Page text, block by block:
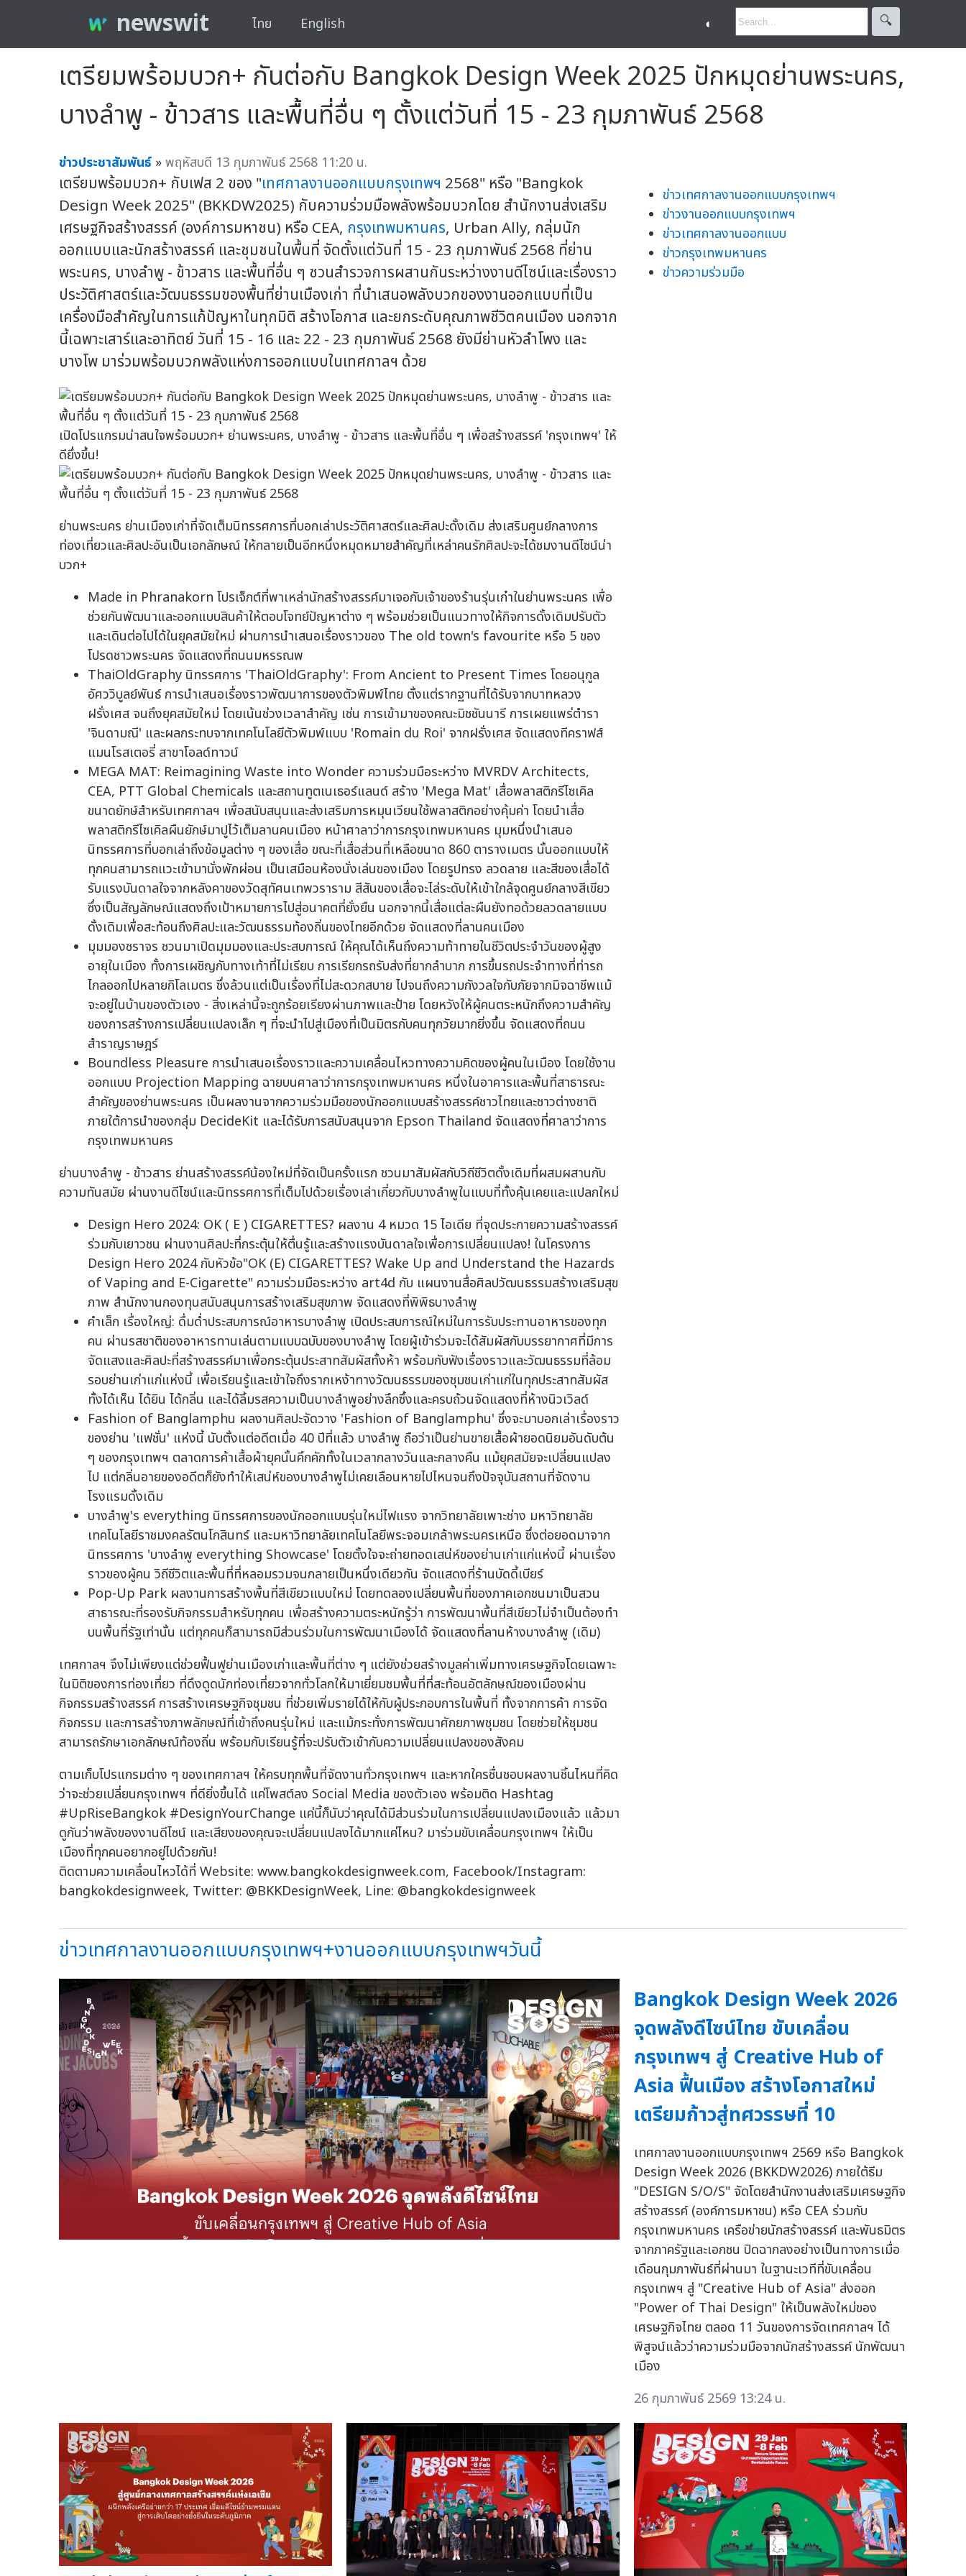
newswit ไทย English ◐ 🔍︎
เตรียมพร้อมบวก+ กันต่อกับ Bangkok Design Week 2025 ปักหมุดย่านพระนคร,
บางลำพู - ข้าวสาร และพื้นที่อื่น ๆ ตั้งแต่วันที่ 15 - 23 กุมภาพันธ์ 2568
ข่าวประชาสัมพันธ์ »พฤหัสบดี 13 กุมภาพันธ์ 2568 11:20 น.
เตรียมพร้อมบวก+ กับเฟส 2 ของ "เทศกาลงานออกแบบกรุงเทพฯ 2568" หรือ "Bangkok
Design Week 2025" (BKKDW2025) กับความร่วมมือพลังพร้อมบวกโดย สำนักงานส่งเสริม
เศรษฐกิจสร้างสรรค์ (องค์การมหาชน) หรือ CEA, กรุงเทพมหานคร, Urban Ally, กลุ่มนัก
ออกแบบและนักสร้างสรรค์ และชุมชนในพื้นที่ จัดตั้งแต่วันที่ 15 - 23 กุมภาพันธ์ 2568 ที่ย่าน
พระนคร, บางลำพู - ข้าวสาร และพื้นที่อื่น ๆ ชวนสำรวจการผสานกันระหว่างงานดีไซน์และเรื่องราว
ประวัติศาสตร์และวัฒนธรรมของพื้นที่ย่านเมืองเก่า ที่นำเสนอพลังบวกของงานออกแบบที่เป็น
เครื่องมือสำคัญในการแก้ปัญหาในทุกมิติ สร้างโอกาส และยกระดับคุณภาพชีวิตคนเมือง นอกจาก
นี้เฉพาะเสาร์และอาทิตย์ วันที่ 15 - 16 และ 22 - 23 กุมภาพันธ์ 2568 ยังมีย่านหัวลำโพง และ
บางโพ มาร่วมพร้อมบวกพลังแห่งการออกแบบในเทศกาลฯ ด้วย
เปิดโปรแกรมน่าสนใจพร้อมบวก+ ย่านพระนคร, บางลำพู - ข้าวสาร และพื้นที่อื่น ๆ เพื่อสร้างสรรค์ 'กรุงเทพฯ' ให้
ดียึ่งขึ้น!
ย่านพระนคร ย่านเมืองเก่าที่จัดเต็มนิทรรศการที่บอกเล่าประวัติศาสตร์และศิลปะดั้งเดิม ส่งเสริมศูนย์กลางการ
ท่องเที่ยวและศิลปะอันเป็นเอกลักษณ์ ให้กลายเป็นอีกหนึ่งหมุดหมายสำคัญที่เหล่าคนรักศิลปะจะได้ชมงานดีไซน์น่า
บวก+
Made in Phranakorn โปรเจ็กต์ที่พาเหล่านักสร้างสรรค์มาเจอกับเจ้าของร้านรุ่นเก๋าในย่านพระนคร เพื่อ
ช่วยกันพัฒนาและออกแบบสินค้าให้ตอบโจทย์ปัญหาต่าง ๆ พร้อมช่วยเป็นแนวทางให้กิจการดั้งเดิมปรับตัว
และเดินต่อไปได้ในยุคสมัยใหม่ ผ่านการนำเสนอเรื่องราวของ The old town's favourite หรือ 5 ของ
โปรดชาวพระนคร จัดแสดงที่ถนนมหรรณพ
ThaiOldGraphy นิทรรศการ 'ThaiOldGraphy': From Ancient to Present Times โดยอนุกูล
อัศววิบูลย์พันธ์ การนำเสนอเรื่องราวพัฒนาการของตัวพิมพ์ไทย ตั้งแต่รากฐานที่ได้รับจากบาทหลวง
ฝรั่งเศส จนถึงยุคสมัยใหม่ โดยเน้นช่วงเวลาสำคัญ เช่น การเข้ามาของคณะมิชชันนารี การเผยแพร่ตำรา
'จินดามณี' และผลกระทบจากเทคโนโลยีตัวพิมพ์แบบ 'Romain du Roi' จากฝรั่งเศส จัดแสดงทีคราฟส์
แมนโรสเตอรี่ สาขาโอลด์ทาวน์
MEGA MAT: Reimagining Waste into Wonder ความร่วมมือระหว่าง MVRDV Architects,
CEA, PTT Global Chemicals และสถานทูตเนเธอร์แลนด์ สร้าง 'Mega Mat' เสื่อพลาสติกรีไซเคิล
ขนาดยักษ์สำหรับเทศกาลฯ เพื่อสนับสนุนและส่งเสริมการหมุนเวียนใช้พลาสติกอย่างคุ้มค่า โดยนำเสื่อ
พลาสติกรีไซเคิลผืนยักษ์มาปูไว้เต็มลานคนเมือง หน้าศาลาว่าการกรุงเทพมหานคร มุมหนึ่งนำเสนอ
นิทรรศการที่บอกเล่าถึงข้อมูลต่าง ๆ ของเสื่อ ขณะที่เสื่อส่วนที่เหลือขนาด 860 ตารางเมตร นั้นออกแบบให้
ทุกคนสามารถแวะเข้ามานั่งพักผ่อน เป็นเสมือนห้องนั่งเล่นของเมือง โดยรูปทรง ลวดลาย และสีของเสื่อได้
รับแรงบันดาลใจจากหลังคาของวัดสุทัศนเทพวราราม สีสันของเสื่อจะไล่ระดับให้เข้าใกล้จุดศูนย์กลางสีเขียว
ซึ่งเป็นสัญลักษณ์แสดงถึงเป้าหมายการไปสู่อนาคตที่ยั่งยืน นอกจากนี้เสื่อแต่ละผืนยังทอด้วยลวดลายแบบ
ดั้งเดิมเพื่อสะท้อนถึงศิลปะและวัฒนธรรมท้องถิ่นของไทยอีกด้วย จัดแสดงที่ลานคนเมือง
มุมมองชราจร ชวนมาเปิดมุมมองและประสบการณ์ ให้คุณได้เห็นถึงความท้าทายในชีวิตประจำวันของผู้สูง
อายุในเมือง ทั้งการเผชิญกับทางเท้าที่ไม่เรียบ การเรียกรถรับส่งที่ยากลำบาก การขึ้นรถประจำทางที่ท่ารถ
ไกลออกไปหลายกิโลเมตร ซึ่งล้วนแต่เป็นเรื่องที่ไม่สะดวกสบาย ไปจนถึงความกังวลใจกับภัยจากมิจฉาชีพแม้
จะอยู่ในบ้านของตัวเอง - สิ่งเหล่านี้จะถูกร้อยเรียงผ่านภาพและป้าย โดยหวังให้ผู้คนตระหนักถึงความสำคัญ
ของการสร้างการเปลี่ยนแปลงเล็ก ๆ ที่จะนำไปสู่เมืองที่เป็นมิตรกับคนทุกวัยมากยิ่งขึ้น จัดแสดงที่ถนน
สำราญราษฎร์
Boundless Pleasure การนำเสนอเรื่องราวและความเคลื่อนไหวทางความคิดของผู้คนในเมือง โดยใช้งาน
ออกแบบ Projection Mapping ฉายบนศาลาว่าการกรุงเทพมหานคร หนึ่งในอาคารและพื้นที่สาธารณะ
สำคัญของย่านพระนคร เป็นผลงานจากความร่วมมือของนักออกแบบสร้างสรรค์ชาวไทยและชาวต่างชาติ
ภายใต้การนำของกลุ่ม DecideKit และได้รับการสนับสนุนจาก Epson Thailand จัดแสดงที่ศาลาว่าการ
กรุงเทพมหานคร
ย่านบางลำพู - ข้าวสาร ย่านสร้างสรรค์น้องใหม่ที่จัดเป็นครั้งแรก ชวนมาสัมผัสกับวิถีชีวิตดั้งเดิมที่ผสมผสานกับ
ความทันสมัย ผ่านงานดีไซน์และนิทรรศการที่เต็มไปด้วยเรื่องเล่าเกี่ยวกับบางลำพูในแบบที่ทั้งคุ้นเคยและแปลกใหม่
Design Hero 2024: OK ( E ) CIGARETTES? ผลงาน 4 หมวด 15 ไอเดีย ที่จุดประกายความสร้างสรรค์
ร่วมกับเยาวชน ผ่านงานศิลปะที่กระตุ้นให้ตื่นรู้และสร้างแรงบันดาลใจเพื่อการเปลี่ยนแปลง! ในโครงการ
Design Hero 2024 กับหัวข้อ"OK (E) CIGARETTES? Wake Up and Understand the Hazards
of Vaping and E-Cigarette" ความร่วมมือระหว่าง art4d กับ แผนงานสื่อศิลปวัฒนธรรมสร้างเสริมสุข
ภาพ สำนักงานกองทุนสนับสนุนการสร้างเสริมสุขภาพ จัดแสดงที่พิพิธบางลำพู
คำเล็ก เรื่องใหญ่: ดื่มด่ำประสบการณ์อาหารบางลำพู เปิดประสบการณ์ใหม่ในการรับประทานอาหารของทุก
คน ผ่านรสชาติของอาหารทานเล่นตามแบบฉบับของบางลำพู โดยผู้เข้าร่วมจะได้สัมผัสกับบรรยากาศที่มีการ
จัดแสงและศิลปะที่สร้างสรรค์มาเพื่อกระตุ้นประสาทสัมผัสทั้งห้า พร้อมกับฟังเรื่องราวและวัฒนธรรมที่ล้อม
รอบย่านเก่าแก่แห่งนี้ เพื่อเรียนรู้และเข้าใจถึงรากเหง้าทางวัฒนธรรมของชุมชนเก่าแก่ในทุกประสาทสัมผัส
ทั้งได้เห็น ได้ยิน ได้กลิ่น และได้ลิ้มรสความเป็นบางลำพูอย่างลึกซึ้งและครบถ้วนจัดแสดงที่ห้างนิวเวิลด์
Fashion of Banglamphu ผลงานศิลปะจัดวาง 'Fashion of Banglamphu' ซึ่งจะมาบอกเล่าเรื่องราว
ของย่าน 'แฟชั่น' แห่งนี้ นับตั้งแต่อดีตเมื่อ 40 ปีที่แล้ว บางลำพู ถือว่าเป็นย่านขายเสื้อผ้ายอดนิยมอันดับต้น
ๆ ของกรุงเทพฯ ตลาดการค้าเสื้อผ้ายุคนั้นคึกคักทั้งในเวลากลางวันและกลางคืน แม้ยุคสมัยจะเปลี่ยนแปลง
ไป แต่กลิ่นอายของอดีตก็ยังทำให้เสน่ห์ของบางลำพูไม่เคยเลือนหายไปไหนจนถึงปัจจุบันสถานที่จัดงาน
โรงแรมดั้งเดิม
บางลำพู's everything นิทรรศการของนักออกแบบรุ่นใหม่ไฟแรง จากวิทยาลัยเพาะช่าง มหาวิทยาลัย
เทคโนโลยีราชมงคลรัตนโกสินทร์ และมหาวิทยาลัยเทคโนโลยีพระจอมเกล้าพระนครเหนือ ซึ่งต่อยอดมาจาก
นิทรรศการ 'บางลำพู everything Showcase' โดยตั้งใจจะถ่ายทอดเสน่ห์ของย่านเก่าแก่แห่งนี้ ผ่านเรื่อง
ราวของผู้คน วิถีชีวิตและพื้นที่ที่หลอมรวมจนกลายเป็นหนึ่งเดียวกัน จัดแสดงที่ร้านบัดดี้เบียร์
Pop-Up Park ผลงานการสร้างพื้นที่สีเขียวแบบใหม่ โดยทดลองเปลี่ยนพื้นที่ของภาคเอกชนมาเป็นสวน
สาธารณะที่รองรับกิจกรรมสำหรับทุกคน เพื่อสร้างความตระหนักรู้ว่า การพัฒนาพื้นที่สีเขียวไม่จำเป็นต้องทำ
บนพื้นที่รัฐเท่านั้น แต่ทุกคนก็สามารถมีส่วนร่วมในการพัฒนาเมืองได้ จัดแสดงที่ลานห้างบางลำพู (เดิม)
เทศกาลฯ จึงไม่เพียงแต่ช่วยฟื้นฟูย่านเมืองเก่าและพื้นที่ต่าง ๆ แต่ยังช่วยสร้างมูลค่าเพิ่มทางเศรษฐกิจโดยเฉพาะ
ในมิติของการท่องเที่ยว ที่ดึงดูดนักท่องเที่ยวจากทั่วโลกให้มาเยี่ยมชมพื้นที่ที่สะท้อนอัตลักษณ์ของเมืองผ่าน
กิจกรรมสร้างสรรค์ การสร้างเศรษฐกิจชุมชน ที่ช่วยเพิ่มรายได้ให้กับผู้ประกอบการในพื้นที่ ทั้งจากการค้า การจัด
กิจกรรม และการสร้างภาพลักษณ์ที่เข้าถึงคนรุ่นใหม่ และแม้กระทั่งการพัฒนาศักยภาพชุมชน โดยช่วยให้ชุมชน
สามารถรักษาเอกลักษณ์ท้องถิ่น พร้อมกับเรียนรู้ที่จะปรับตัวเข้ากับความเปลี่ยนแปลงของสังคม
ตามเก็บโปรแกรมต่าง ๆ ของเทศกาลฯ ให้ครบทุกพื้นที่จัดงานทั่วกรุงเทพฯ และหากใครชื่นชอบผลงานชิ้นไหนที่คิด
ว่าจะช่วยเปลี่ยนกรุงเทพฯ ที่ดียิ่งขึ้นได้ แค่โพสต์ลง Social Media ของตัวเอง พร้อมติด Hashtag
#UpRiseBangkok #DesignYourChange แค่นี้ก็นับว่าคุณได้มีส่วนร่วมในการเปลี่ยนแปลงเมืองแล้ว แล้วมา
ดูกันว่าพลังของงานดีไซน์ และเสียงของคุณจะเปลี่ยนแปลงได้มากแค่ไหน? มาร่วมขับเคลื่อนกรุงเทพฯ ให้เป็น
เมืองที่ทุกคนอยากอยู่ไปด้วยกัน!
ติดตามความเคลื่อนไหวได้ที่ Website: www.bangkokdesignweek.com, Facebook/Instagram:
bangkokdesignweek, Twitter: @BKKDesignWeek, Line: @bangkokdesignweek
ข่าวเทศกาลงานออกแบบกรุงเทพฯ
ข่าวงานออกแบบกรุงเทพฯ
ข่าวเทศกาลงานออกแบบ
ข่าวกรุงเทพมหานคร
ข่าวความร่วมมือ
ข่าวเทศกาลงานออกแบบกรุงเทพฯ+งานออกแบบกรุงเทพฯวันนี้
Bangkok Design Week 2026
จุดพลังดีไซน์ไทย ขับเคลื่อน
กรุงเทพฯ สู่ Creative Hub of
Asia ฟื้นเมือง สร้างโอกาสใหม่
เตรียมก้าวสู่ทศวรรษที่ 10
เทศกาลงานออกแบบกรุงเทพฯ 2569 หรือ Bangkok
Design Week 2026 (BKKDW2026) ภายใต้ธีม
"DESIGN S/O/S" จัดโดยสำนักงานส่งเสริมเศรษฐกิจ
สร้างสรรค์ (องค์การมหาชน) หรือ CEA ร่วมกับ
กรุงเทพมหานคร เครือข่ายนักสร้างสรรค์ และพันธมิตร
จากภาครัฐและเอกชน ปิดฉากลงอย่างเป็นทางการเมื่อ
เดือนกุมภาพันธ์ที่ผ่านมา ในฐานะเวทีที่ขับเคลื่อน
กรุงเทพฯ สู่ "Creative Hub of Asia" ส่งออก
"Power of Thai Design" ให้เป็นพลังใหม่ของ
เศรษฐกิจไทย ตลอด 11 วันของการจัดเทศกาลฯ ได้
พิสูจน์แล้วว่าความร่วมมือจากนักสร้างสรรค์ นักพัฒนา
เมือง
26 กุมภาพันธ์ 2569 13:24 น.